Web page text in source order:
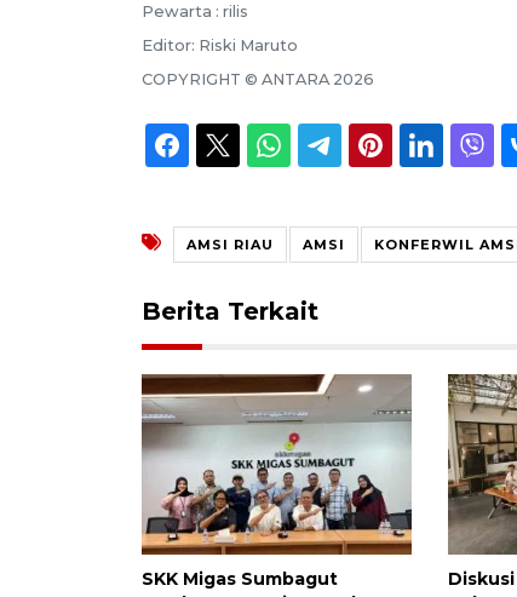
Pewarta : rilis
Editor: Riski Maruto
COPYRIGHT © ANTARA 2026
AMSI RIAU AMSI KONFERWIL
Berita Terkait
SKK Migas Sumbagut